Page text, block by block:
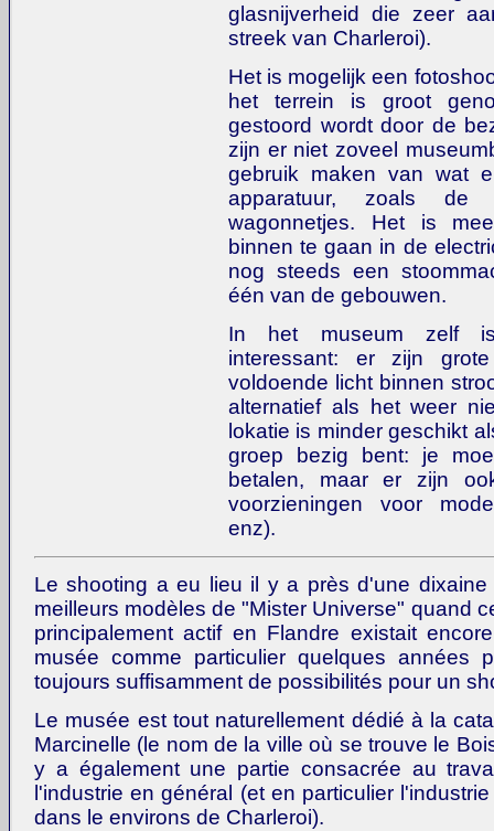
glasnijverheid die zeer
streek van Charleroi).
Het is mogelijk een
het terrein is groot
gestoord wordt door de
zijn er niet zoveel
gebruik maken van wat
apparatuur, zoals de
wagonnetjes. Het is
binnen te gaan in de
nog steeds een
één van de gebouwen.
In het museum zelf
interessant: er zijn
voldoende licht binnen
alternatief als het weer
lokatie is minder geschikt
groep bezig bent: je
betalen, maar er zijn
voorzieningen voor
enz).
Le shooting a eu lieu il y a près d'une
meilleurs modèles de "Mister Universe" quand
principalement actif en Flandre existait
musée comme particulier quelques
toujours suffisamment de possibilités pour un
Le musée est tout naturellement dédié à la
Marcinelle (le nom de la ville où se trouve le
y a également une partie consacrée au
l'industrie en général (et en particulier
dans le environs de Charleroi).